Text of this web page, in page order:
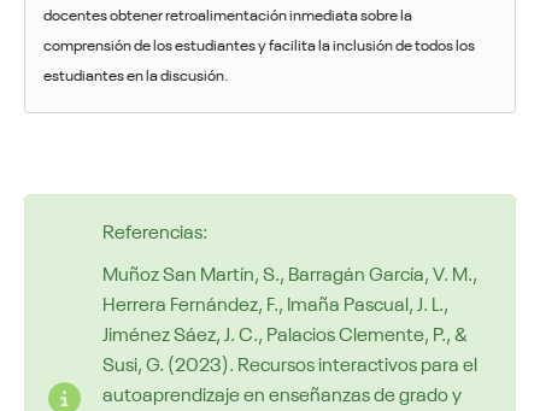
docentes obtener retroalimentación inmediata sobre la
comprensión de los estudiantes y facilita la inclusión de todos los
estudiantes en la discusión.
Referencias:
Muñoz San Martín, S., Barragán García, V. M.,
Herrera Fernández, F., Imaña Pascual, J. L.,
Jiménez Sáez, J. C., Palacios Clemente, P., &
Susi, G. (2023). Recursos interactivos para el
autoaprendizaje en enseñanzas de grado y